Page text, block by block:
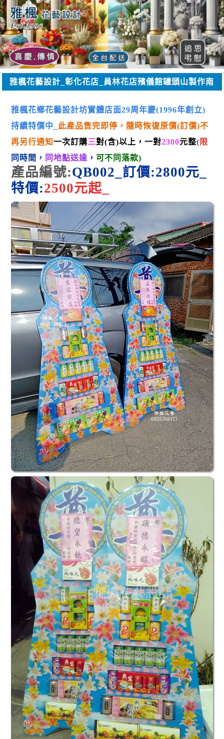
雅楓花藝設計_彰化花店_員林花店殯儀館罐頭山製作南
雅楓花鄉花藝設計坊實體店面29周年慶(1996年創立)
持續特價中_
此產品售完即停，隨時恢復原價(訂價)不
再另行通知一次訂購三對(含)以上，一對2300元整( 限
同時間 ， 同地點送達 ，可不同落款)
產品編號:QB002 訂價:2800元
特價:2500元起_